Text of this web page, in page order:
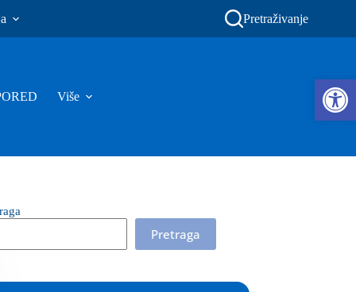
Pretraživanje
Više
Pretraga